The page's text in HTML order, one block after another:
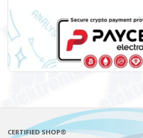
CERTIFIED SHOP®